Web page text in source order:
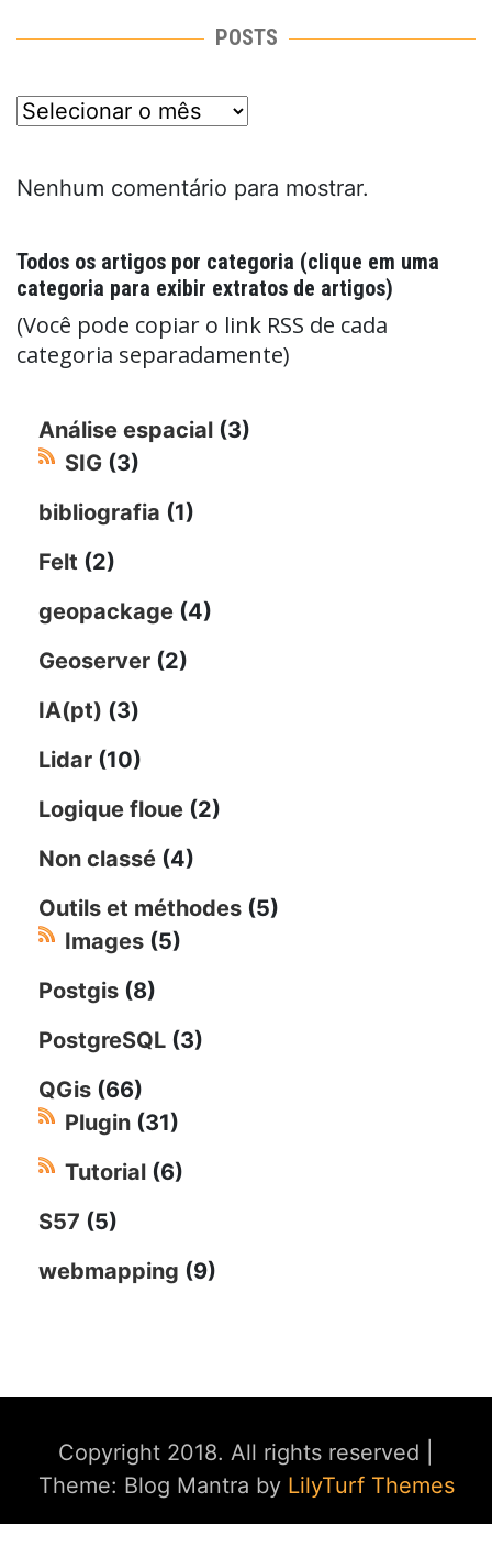
POSTS
posts
Nenhum comentário para mostrar.
Todos os artigos por categoria (clique em uma
categoria para exibir extratos de artigos)
(Você pode copiar o link RSS de cada
categoria separadamente)
Análise espacial (3)
SIG (3)
bibliografia (1)
Felt (2)
geopackage (4)
Geoserver (2)
IA(pt) (3)
Lidar (10)
Logique floue (2)
Non classé (4)
Outils et méthodes (5)
Images (5)
Postgis (8)
PostgreSQL (3)
QGis (66)
Plugin (31)
Tutorial (6)
S57 (5)
webmapping (9)
Copyright 2018. All rights reserved
Theme: Blog Mantra by LilyTurf Themes